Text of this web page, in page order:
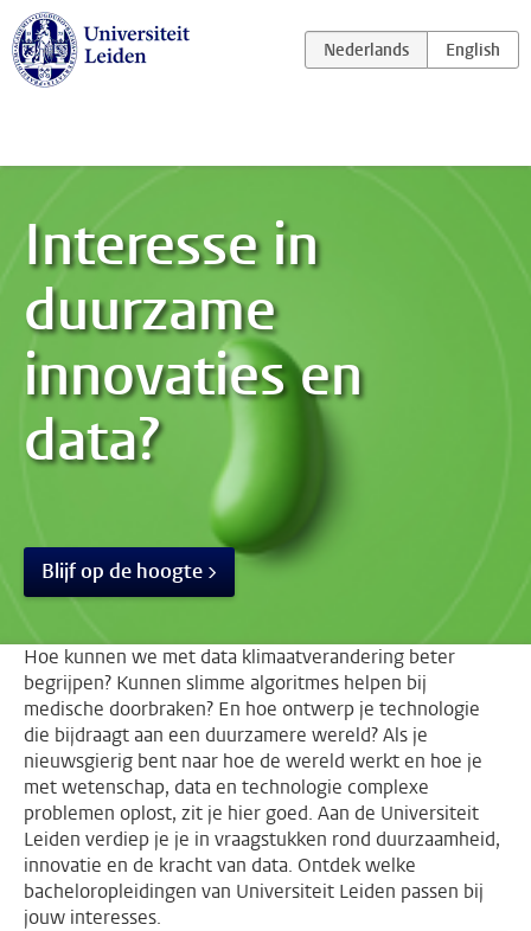
Interesse in
duurzame
innovaties en
data?
Blijf op de hoogte
Hoe kunnen we met data klimaatverandering beter
begrijpen? Kunnen slimme algoritmes helpen bij
medische doorbraken? En hoe ontwerp je technologie
die bijdraagt aan een duurzamere wereld? Als je
nieuwsgierig bent naar hoe de wereld werkt en hoe je
met wetenschap, data en technologie complexe
problemen oplost, zit je hier goed. Aan de Universiteit
Leiden verdiep je je in vraagstukken rond duurzaamheid,
innovatie en de kracht van data. Ontdek welke
bacheloropleidingen van Universiteit Leiden passen bij
jouw interesses.